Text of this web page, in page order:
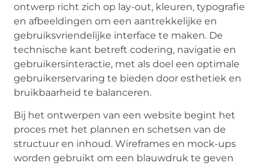
ontwerp richt zich op lay-out, kleuren, typografie
en afbeeldingen om een aantrekkelijke en
gebruiksvriendelijke interface te maken. De
technische kant betreft codering, navigatie en
gebruikersinteractie, met als doel een optimale
gebruikerservaring te bieden door esthetiek en
bruikbaarheid te balanceren.
Bij het ontwerpen van een website begint het
proces met het plannen en schetsen van de
structuur en inhoud. Wireframes en mock-ups
worden gebruikt om een blauwdruk te geven